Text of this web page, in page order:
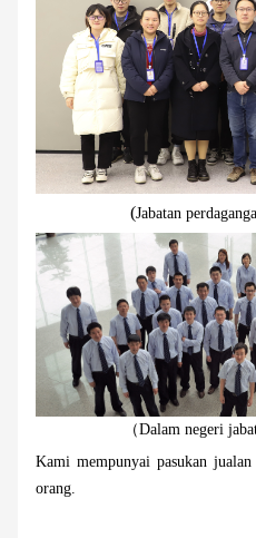
(Jabatan
（Dalam negeri
Kami mempunyai pasukan
orang.